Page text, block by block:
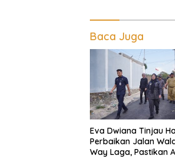
Baca Juga
Eva Dwiana Tinjau
Perbaikan Jalan
Way Laga, Pastikan